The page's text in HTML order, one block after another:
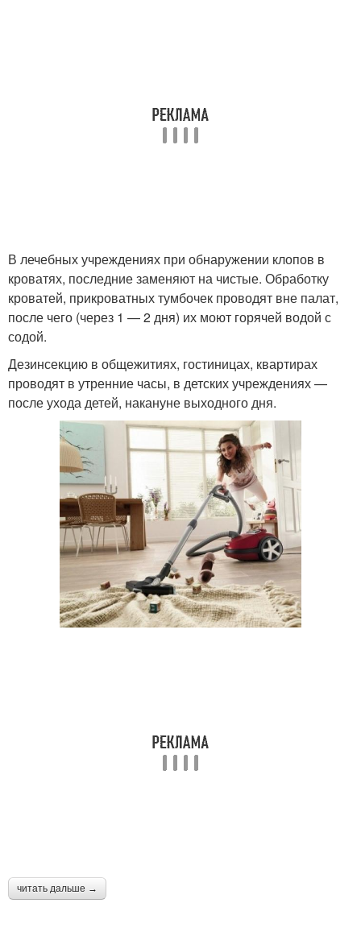
В лечебных учреждениях при обнаружении клопов в
кроватях, последние заменяют на чистые. Обработку
кроватей, прикроватных тумбочек проводят вне палат,
после чего (через 1 — 2 дня) их моют горячей водой с
содой.
Дезинсекцию в общежитиях, гостиницах, квартирах
проводят в утренние часы, в детских учреждениях —
после ухода детей, накануне выходного дня.
читать дальше →